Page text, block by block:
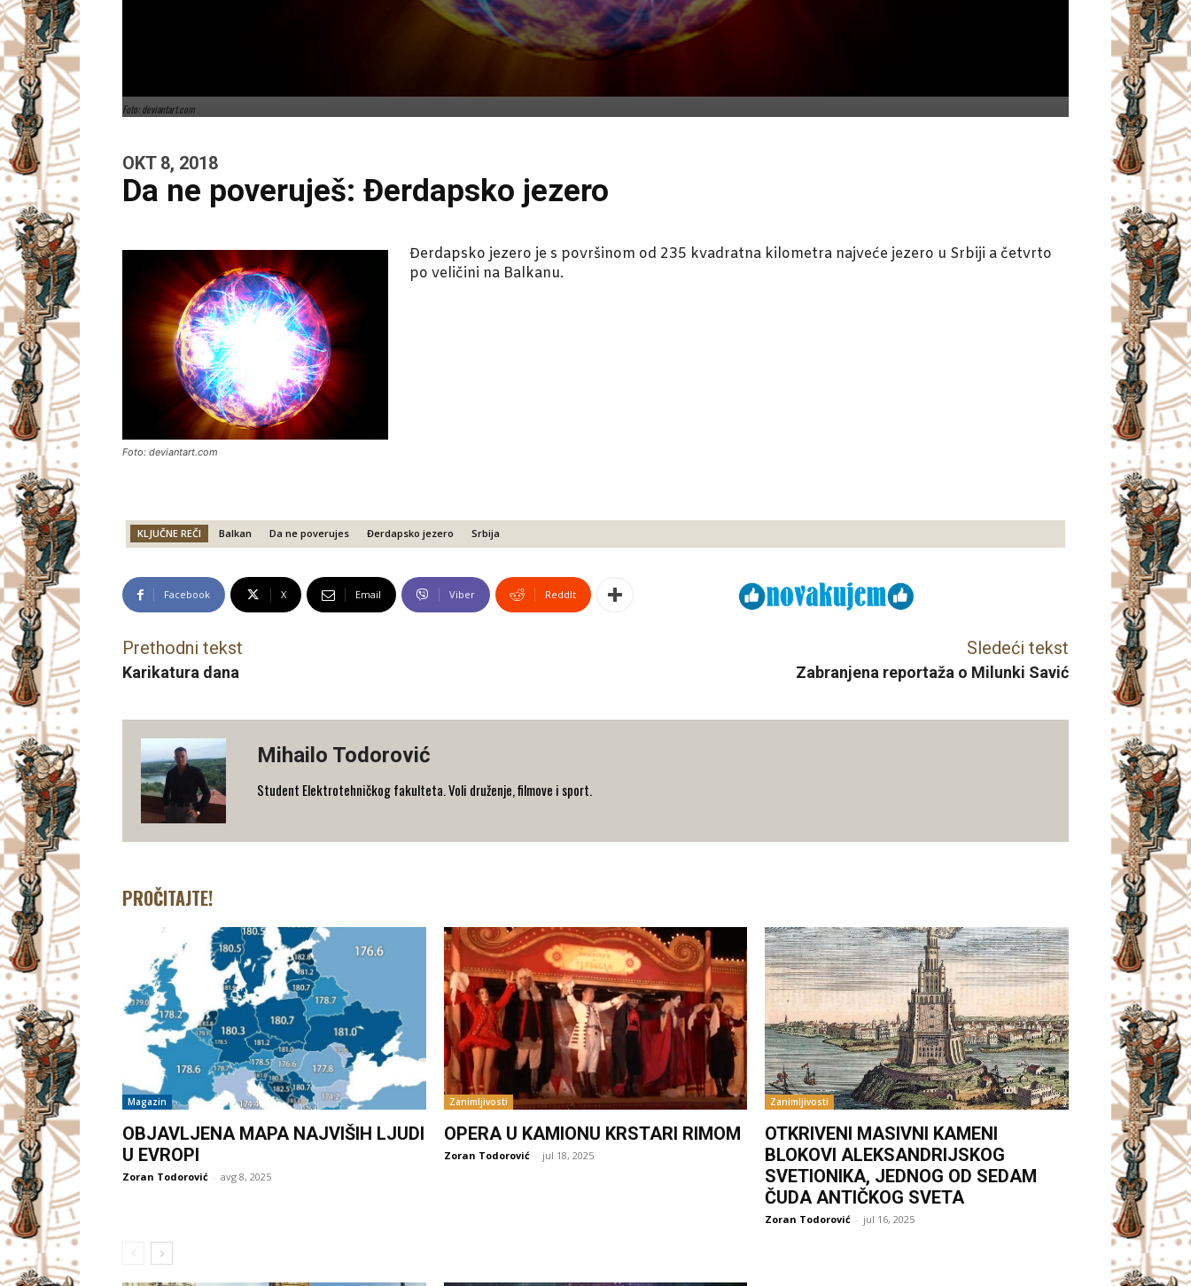
Foto: deviantart.com
OKT 8, 2018
Da ne poveruješ: Đerdapsko jezero
Foto: deviantart.com
Đerdapsko jezero je s površinom od 235 kvadratna kilometra najveće jezero u Srbiji a četvrto
po veličini na Balkanu.
KLJUČNE REČI Balkan Da ne poverujes Đerdapsko jezero Srbija
Facebook X Email Viber ReddIt
Prethodni tekst
Karikatura dana
Sledeći tekst
Zabranjena reportaža o Milunki Savić
Mihailo Todorović
Student Elektrotehničkog fakulteta. Voli druženje, filmove i sport.
PROČITAJTE!
Magazin
OBJAVLJENA MAPA NAJVIŠIH LJUDI
U EVROPI
Zoran Todorović - avg 8, 2025
Zanimljivosti
OPERA U KAMIONU KRSTARI RIMOM
Zoran Todorović - jul 18, 2025
Zanimljivosti
OTKRIVENI MASIVNI KAMENI
BLOKOVI ALEKSANDRIJSKOG
SVETIONIKA, JEDNOG OD SEDAM
ČUDA ANTIČKOG SVETA
Zoran Todorović - jul 16, 2025